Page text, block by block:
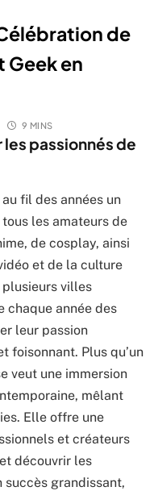
de
Geek en
9 MINS
passionnés de
fil des années un
les amateurs de
de cosplay, ainsi
et de la culture
plusieurs villes
chaque année des
leur passion
foisonnant. Plus qu’un
veut une immersion
mêlant
Elle offre une
et créateurs
découvrir les
succès grandissant,